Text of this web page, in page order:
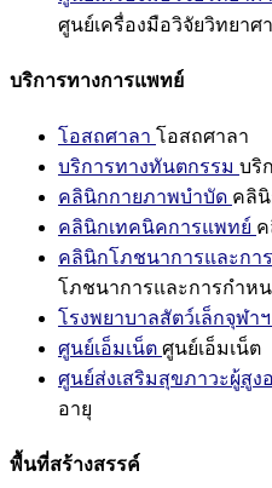
ศูนย์เครื่องมือวิจัยวิทยาศ
บริการทางการแพทย์
โอสถศาลา โอสถศาลา
บริการทางทันตกรรม บริ
คลินิกกายภาพบำบัด คลิ
คลินิกเทคนิคการแพทย์
คลินิกโภชนาการและกา
โภชนาการและการกำห
โรงพยาบาลสัตว์เล็กจุฬาฯ
ศูนย์เอ็มเน็ต ศูนย์เอ็มเน็ต
ศูนย์ส่งเสริมสุขภาวะผู้สูง
อายุ
พื้นที่สร้างสรรค์